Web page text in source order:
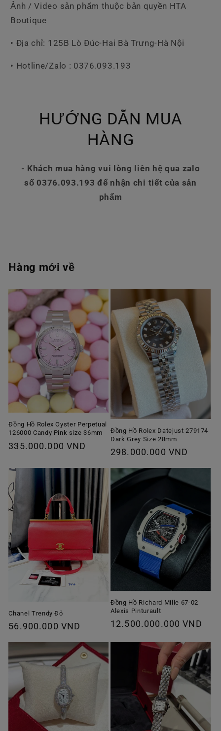
Ảnh / Video sản phẩm thuộc bản quyền HTA
Boutique
• Địa chỉ: 125B Lò Đúc-Hai Bà Trưng-Hà Nội
• Hotline/Zalo : 0376.093.193
HƯỚNG DẪN MUA
HÀNG
- Khách mua hàng vui lòng liên hệ qua zalo
số 0376.093.193 để nhận chi tiết của sản
phẩm
Hàng mới về
Đồng Hồ Rolex Oyster Perpetual
126000 Candy Pink size 36mm
Giá
thường
335.000.000 VND
Đồng Hồ Rolex Datejust 279174
Dark Grey Size 28mm
Giá
thường
298.000.000 VND
Chanel Trendy Đỏ
Giá
thường
56.900.000 VND
Đồng Hồ Richard Mille 67-02
Alexis Pinturault
Giá
12.500.000.000 VND